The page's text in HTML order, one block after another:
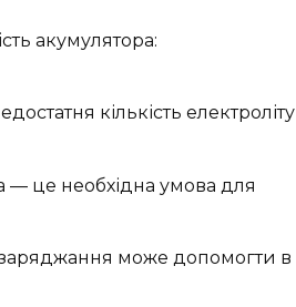
акумулятора:
кількість електроліту
— це необхідна умова для
може допомогти в